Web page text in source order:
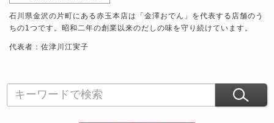
石川県金沢の片町にある赤玉本店は「金澤おでん」を代表する店舗のう
ちの1つです。昭和二年の創業以来のだしの味を守り続けています。
代表者：佐津川江実子